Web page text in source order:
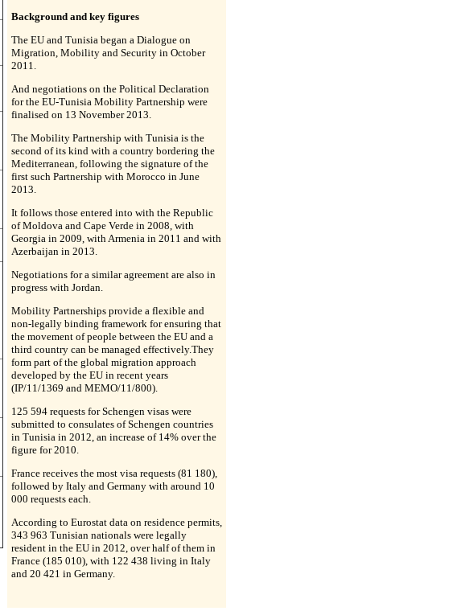
Background and key figures
The EU and Tunisia began a Dialogue on
Migration, Mobility and Security in October
2011.
And negotiations on the Political Declaration
for the EU-Tunisia Mobility Partnership were
finalised on 13 November 2013.
The Mobility Partnership with Tunisia is the
second of its kind with a country bordering the
Mediterranean, following the signature of the
first such Partnership with Morocco in June
2013.
It follows those entered into with the Republic
of Moldova and Cape Verde in 2008, with
Georgia in 2009, with Armenia in 2011 and with
Azerbaijan in 2013.
Negotiations for a similar agreement are also in
progress with Jordan.
Mobility Partnerships provide a flexible and
non-legally binding framework for ensuring that
the movement of people between the EU and a
third country can be managed effectively.They
form part of the global migration approach
developed by the EU in recent years
(IP/11/1369 and MEMO/11/800).
125 594 requests for Schengen visas were
submitted to consulates of Schengen countries
in Tunisia in 2012, an increase of 14% over the
figure for 2010.
France receives the most visa requests (81 180),
followed by Italy and Germany with around 10
000 requests each.
According to Eurostat data on residence permits,
343 963 Tunisian nationals were legally
resident in the EU in 2012, over half of them in
France (185 010), with 122 438 living in Italy
and 20 421 in Germany.